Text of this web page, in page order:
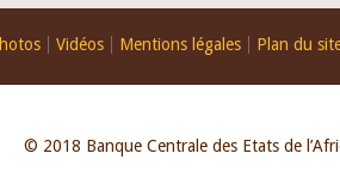
Vidéos Mentions légales Plan du
© 2018 Banque Centrale des Etats de